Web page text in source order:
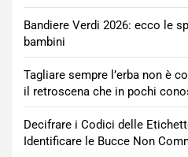
Bandiere Verdi 2026: ecco le
bambini
Tagliare sempre l’erba non è
il retroscena che in pochi
Decifrare i Codici delle
Identificare le Bucce Non